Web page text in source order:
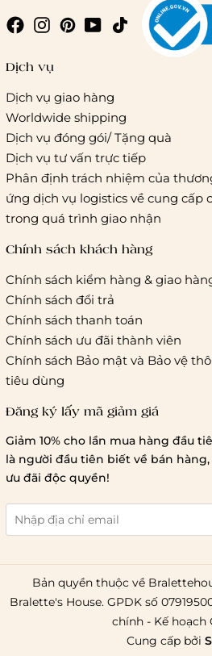
Dịch vụ
Dịch vụ giao hàng
Worldwide shipping
Dịch vụ đóng gói/ Tặng quà
Dịch vụ tư vấn trực tiếp
Phân định trách nhiệm của
ứng dịch vụ logistics về cung cấp
trong quá trình giao nhận
Chính sách khách hàng
Chính sách kiểm hàng & giao
Chính sách đổi trả
Chính sách thanh toán
Chính sách ưu đãi thành viên
Chính sách Bảo mật và Bảo vệ
tiêu dùng
Đăng ký lấy mã giảm giá
Giảm 10% cho lần mua hàng đầu
là người đầu tiên biết về bán
ưu đãi độc quyền!
Bản quyền thuộc về
Bralette's House. GPDK số
chính - Kế hoạch
Cung cấp bởi